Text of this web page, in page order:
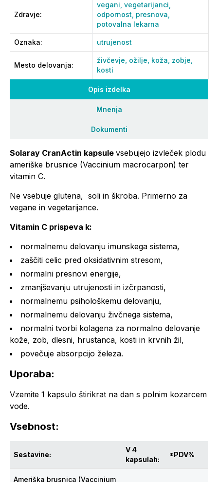
Opis izdelka
Mnenja
Dokumenti
Solaray CranActin kapsule vsebujejo izvleček plodu
ameriške brusnice (Vaccinium macrocarpon) ter
vitamin C.
Ne vsebuje glutena, soli in škroba. Primerno za
vegane in vegetarijance.
Vitamin C prispeva k:
normalnemu delovanju imunskega sistema,
zaščiti celic pred oksidativnim stresom,
normalni presnovi energije,
zmanjševanju utrujenosti in izčrpanosti,
normalnemu psihološkemu delovanju,
normalnemu delovanju živčnega sistema,
normalni tvorbi kolagena za normalno delovanje
kože, zob, dlesni, hrustanca, kosti in krvnih žil,
povečuje absorpcijo železa.
Uporaba:
Vzemite 1 kapsulo štirikrat na dan s polnim kozarcem
vode.
Vsebnost:
Sestavine:
V 4
kapsulah:
*PDV%
Ameriška brusnica (Vaccinium
Zdravje:
vegani, vegetarijanci,
odpornost, presnova,
potovalna lekarna
Oznaka: utrujenost
Mesto delovanja:
živčevje, ožilje, koža, zobje,
kosti